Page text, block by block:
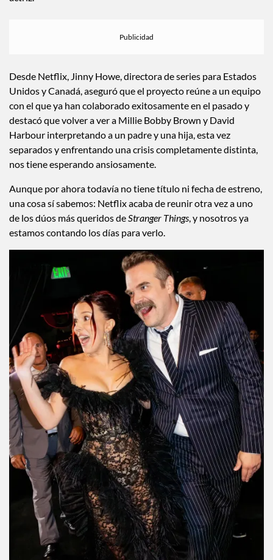
La participación de Millie no termina frente a la cámara. Su
ejecutivo de la serie junto con Robert Brown, el padre de la
Desde Netflix, Jinny Howe, directora de series para Estados
Unidos y Canadá, aseguró que el proyecto reúne a un equipo
con el que ya han colaborado exitosamente en el pasado y
destacó que volver a ver a Millie Bobby Brown y David
Harbour interpretando a un padre y una hija, esta vez
separados y enfrentando una crisis completamente distinta,
nos tiene esperando ansiosamente.
Aunque por ahora todavía no tiene título ni fecha de estreno,
una cosa sí sabemos: Netflix acaba de reunir otra vez a uno
de los dúos más queridos deStranger Things
, y nosotros ya
estamos contando los días para verlo.